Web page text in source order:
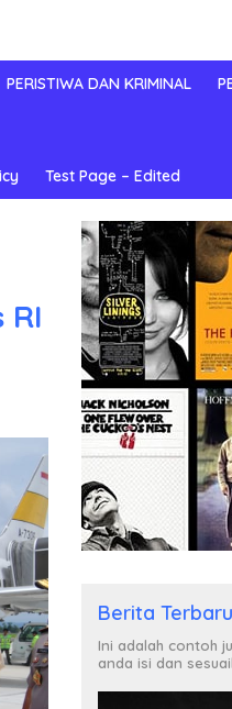
PERISTIWA DAN KRIMINAL
Test Page – Edited
RI
Berita Terbaru
Ini adalah contoh
anda isi dan